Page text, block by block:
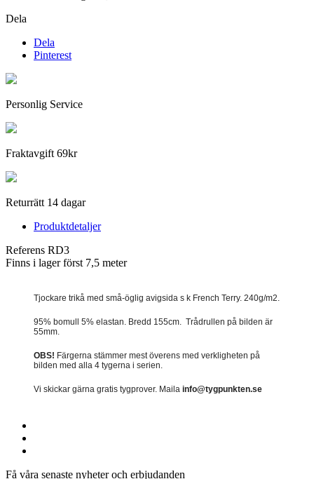
Dela
Dela
Pinterest
Personlig Service
Fraktavgift 69kr
Returrätt 14 dagar
Produktdetaljer
Referens RD3
Finns i lager först 7,5 meter
Tjockare trikå med små-öglig avigsida s k French Terry. 240g/m2.
95% bomull 5% elastan. Bredd 155cm. Trådrullen på bilden är
55mm.
OBS! Färgerna stämmer mest överens med verkligheten på
bilden med alla 4 tygerna i serien.
Vi skickar gärna gratis tygprover. Maila info@tygpunkten.se
Få våra senaste nyheter och erbjudanden